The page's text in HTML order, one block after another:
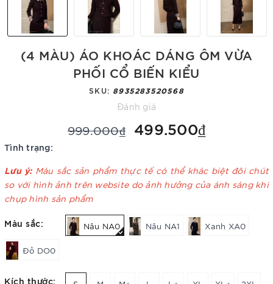
(4 MÀU) ÁO KHOÁC DÁNG ÔM VỪA
PHỐI CỔ BIẾN KIỂU
SKU: 8935283520568
Đánh giá
999.000₫ 499.500₫
Tình trạng:
Lưu ý: Màu sắc sản phẩm thực tế có thể khác biệt đôi chút
so với hình ảnh trên website do ảnh hưởng của ánh sáng khi
chụp hình sản phẩm
Màu sắc: Nâu NA0 Nâu NA1 Xanh XA0
Đỏ DO0
Kích thước: